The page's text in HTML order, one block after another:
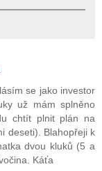
se jako investor
už mám splněno
chtít plnit plán na
deseti). Blahopřeji k
dvou kluků (5 a
Káťa